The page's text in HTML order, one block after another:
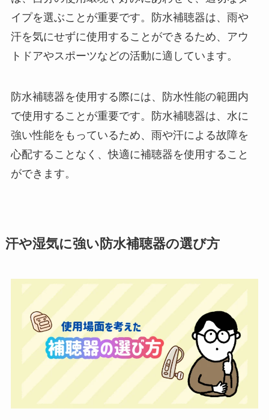
イプを選ぶことが重要です。防水補聴器は、雨や
汗を気にせずに使用することができるため、アウ
トドアやスポーツなどの活動に適しています。
防水補聴器を使用する際には、防水性能の範囲内
で使用することが重要です。防水補聴器は、水に
強い性能をもっているため、雨や汗による故障を
心配することなく、快適に補聴器を使用すること
ができます。
汗や湿気に強い防水補聴器の選び方